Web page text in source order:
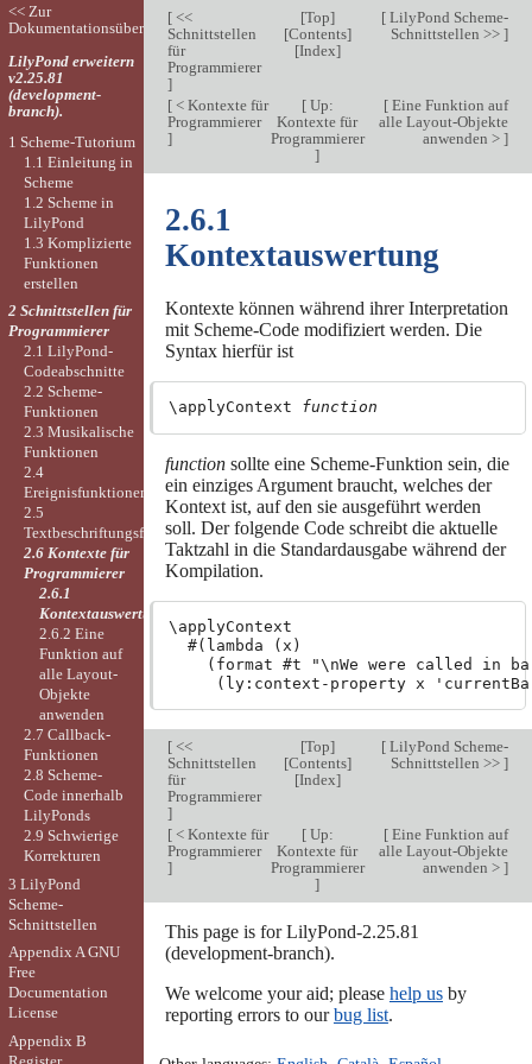
[<<
Schnittstellen
für
Programmierer
]
[Top]
[Contents]
[Index]
[LilyPond Scheme-
Schnittstellen >> ]
[< Kontexte für
Programmierer
]
[Up:
Kontexte für
Programmierer
]
[Eine Funktion auf
alle Layout-Objekte
anwenden > ]
2.6.1
Kontextauswertung
Kontexte können während ihrer Interpretation
mit Scheme-Code modifiziert werden. Die
Syntax hierfür ist
\applyContext function
functionsollte eine Scheme-Funktion sein, die
ein einziges Argument braucht, welches der
Kontext ist, auf den sie ausgeführt werden
soll. Der folgende Code schreibt die aktuelle
Taktzahl in die Standardausgabe während der
Kompilation.
\applyContext
  #(lambda (x)
(format #t "\nWe were called in
[<<
Schnittstellen
für
Programmierer
]
[Top]
[Contents]
[Index]
[LilyPond Scheme-
Schnittstellen >> ]
[< Kontexte für
Programmierer
]
[Up:
Kontexte für
Programmierer
]
[Eine Funktion auf
alle Layout-Objekte
anwenden > ]
This page is for LilyPond-2.25.81
(development-branch).
We welcome your aid; please help usby
reporting errors to ourbug list.
<< Zur
Dokumentationsübersicht
LilyPond erweitern
v2.25.81
(development-
branch).
1 Scheme-Tutorium
1.1 Einleitung in
Scheme
1.2 Scheme in
LilyPond
1.3 Komplizierte
Funktionen
erstellen
2 Schnittstellen für
Programmierer
2.1 LilyPond-
Codeabschnitte
2.2 Scheme-
Funktionen
2.3 Musikalische
Funktionen
2.4
Ereignisfunktionen
2.5
Textbeschriftungsfunktionen
2.6 Kontexte für
Programmierer
2.6.1
Kontextauswertung
2.6.2 Eine
Funktion auf
alle Layout-
Objekte
anwenden
2.7 Callback-
Funktionen
2.8 Scheme-
Code innerhalb
LilyPonds
2.9 Schwierige
Korrekturen
3 LilyPond
Scheme-
Schnittstellen
Appendix A GNU
Free
Documentation
License
Appendix B